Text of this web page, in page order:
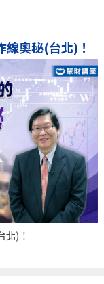
線奧秘(台北)！
北)！